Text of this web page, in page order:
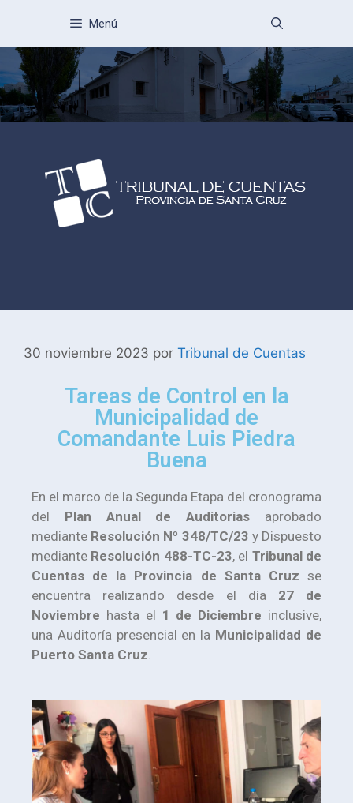
Menú
30 noviembre 2023 por Tribunal de Cuentas
Tareas de Control en la
Municipalidad de
Comandante Luis Piedra
Buena
En el marco de la Segunda Etapa del cronograma
del Plan Anual de Auditorias aprobado
mediante Resolución Nº 348/TC/23 y Dispuesto
mediante Resolución 488-TC-23, el Tribunal de
Cuentas de la Provincia de Santa Cruz se
encuentra realizando desde el día 27 de
Noviembre hasta el 1 de Diciembre inclusive,
una Auditoría presencial en la Municipalidad de
Puerto Santa Cruz